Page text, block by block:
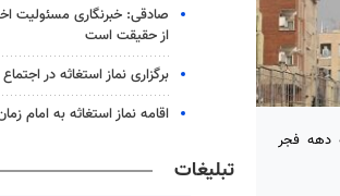
دهه فجر
صادقی: خبرنگاری مسئولیت
از حقیقت است
برگزاری نماز استغاثه در
اقامه نماز استغاثه به امام
تبلیغات